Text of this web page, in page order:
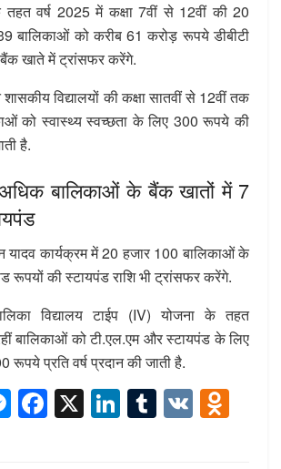
तहत वर्ष 2025 में कक्षा 7वीं से 12वीं की 20
बालिकाओं को करीब 61 करोड़ रूपये डीबीटी
बैंक खाते में ट्रांसफर करेंगे.
विद्यालयों की कक्षा सातवीं से 12वीं तक
को स्वास्थ्य स्वच्छता के लिए 300 रूपये की
है.
बालिकाओं के बैंक खातों में 7
यादव कार्यक्रम में 20 हजार 100 बालिकाओं के
रूपयों की स्टायपंड राशि भी ट्रांसफर करेंगे.
विद्यालय टाईप (IV) योजना के तहत
बालिकाओं को टी.एल.एम और स्टायपंड के लिए
रूपये प्रति वर्ष प्रदान की जाती है.
M F X Li T V